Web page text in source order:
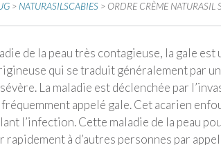
> NATURASILSCABIES > ORDRE CRÈME NATURASIL
de la peau très contagieuse, la gale
qui se traduit généralement par
La maladie est déclenchée par
appelé gale. Cet acarien
l’infection. Cette maladie de la peau
rapidement à d’autres personnes par appel